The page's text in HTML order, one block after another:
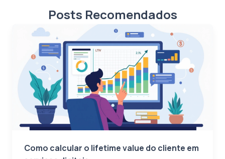
Posts Recomendados
Como calcular o lifetime value do cliente em